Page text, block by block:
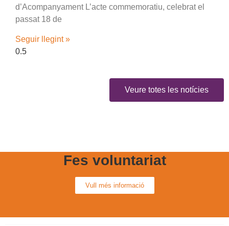
d’Acompanyament L’acte commemoratiu, celebrat el
passat 18 de
Seguir llegint »
Veure totes les notícies
Fes voluntariat
Vull més informació